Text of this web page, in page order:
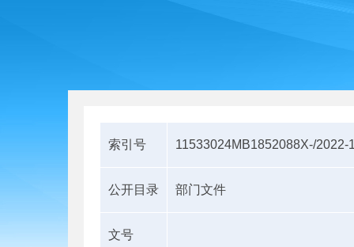
索引号 11533024MB1852088X-/2022-
公开目录 部门文件
文号